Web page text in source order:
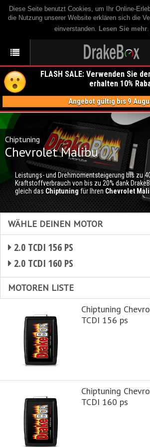
Diese Seite benutzt Cookies, um Ihr Online-
die Nutzung unserer Website erklären sich die
einverstanden. Lesen Sie mehr.
FLASH SALE: Verwenden Sie
erhalten 10%
Angebot gültig bis 9
Chiptuning
Chevrolet Malibu
Leistungs- und Drehmomentsteigerung bis zu
Kraftstoffverbrauch von bis zu 20% dank
gleich das Chiptuning für Ihren Chevrolet
WÄHLE DEINEN MOTOR
2.0 TCDI 156 PS
2.0 TCDI 160 PS
MOTOREN LISTE
Chiptuning
TCDI 156 ps
Chiptuning
TCDI 160 ps